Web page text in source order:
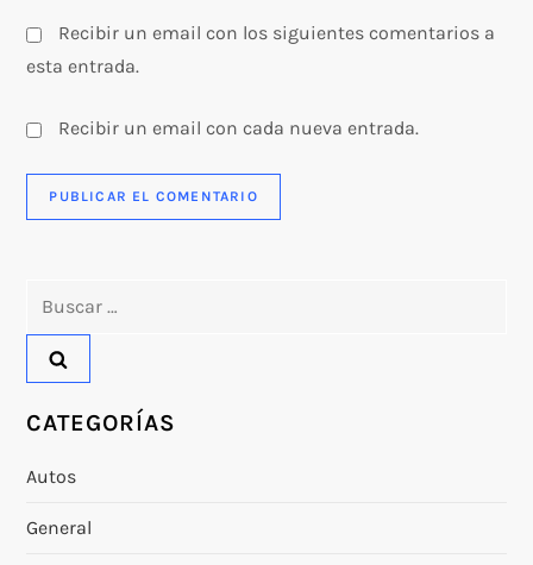
s
Recibir un email con los siguientes comentarios a
esta entrada.
Recibir un email con cada nueva entrada.
CATEGORÍAS
Autos
General